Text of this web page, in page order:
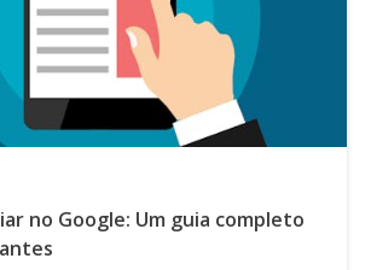
no Google: Um guia completo